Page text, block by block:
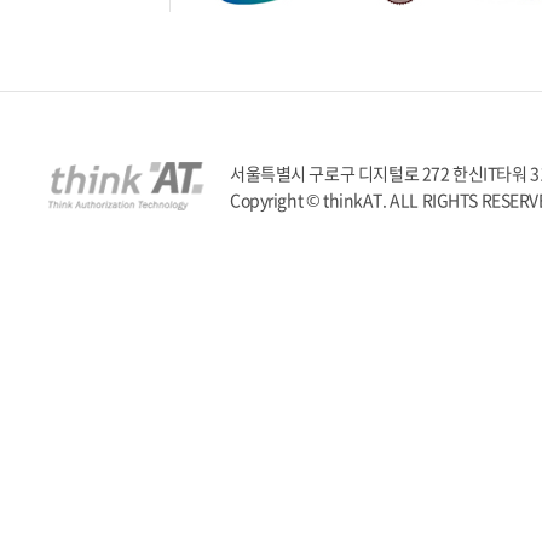
서울특별시 구로구 디지털로 272 한신IT타
Copyright © thinkAT. ALL RIGHTS